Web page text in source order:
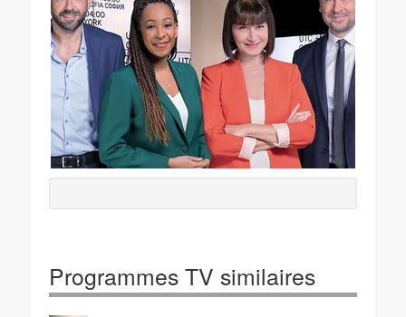
Programmes TV similaires